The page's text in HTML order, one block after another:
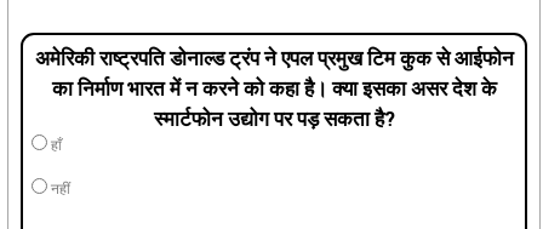
अमेरिकी राष्ट्रपति डोनाल्ड ट्रंप ने एपल प्रमुख टिम कुक से आईफोन
का निर्माण भारत में न करने को कहा है। क्या इसका असर देश के
स्मार्टफोन उद्योग पर पड़ सकता है?
हाँ
नहीं